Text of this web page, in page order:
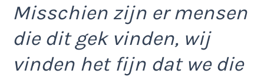
Misschien zijn er mensen
die dit gek vinden, wij
vinden het fijn dat we die